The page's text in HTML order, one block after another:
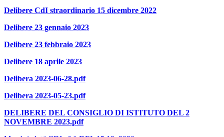
Delibere CdI straordinario 15 dicembre 2022
Delibere 23 gennaio 2023
Delibere 23 febbraio 2023
Delibere 18 aprile 2023
Delibera 2023-06-28.pdf
Delibera 2023-05-23.pdf
DELIBERE DEL CONSIGLIO DI ISTITUTO DEL 2
NOVEMBRE 2023.pdf